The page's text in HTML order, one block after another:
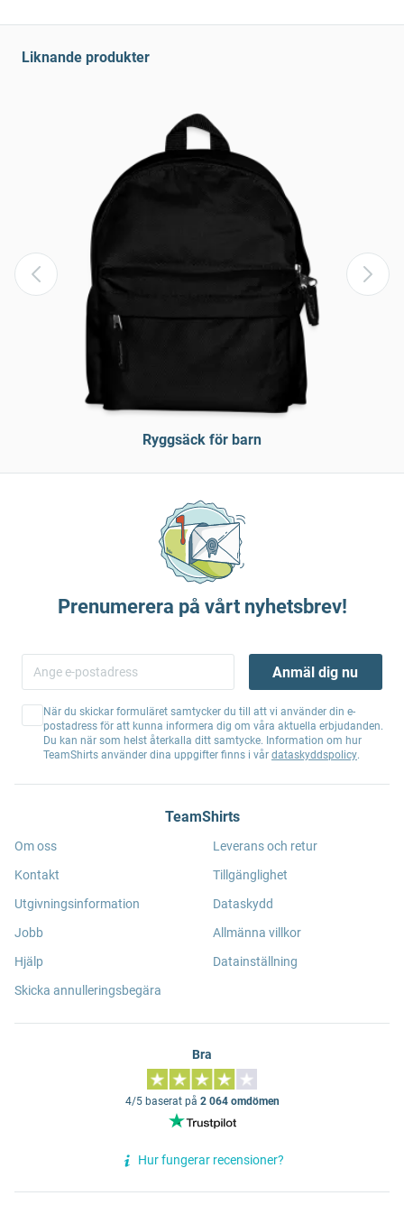
Liknande produkter
Ryggsäck för barn
Prenumerera på vårt nyhetsbrev!
Anmäl dig nu
När du skickar formuläret samtycker du till att vi använder din e-
postadress för att kunna informera dig om våra aktuella erbjudanden.
Du kan när som helst återkalla ditt samtycke. Information om hur
TeamShirts använder dina uppgifter finns i vår dataskyddspolicy.
TeamShirts
Om oss
Kontakt
Utgivningsinformation
Jobb
Hjälp
Skicka annulleringsbegära
Leverans och retur
Tillgänglighet
Dataskydd
Allmänna villkor
Datainställning
Bra
4/5 baserat på 2 064 omdömen
Hur fungerar recensioner?